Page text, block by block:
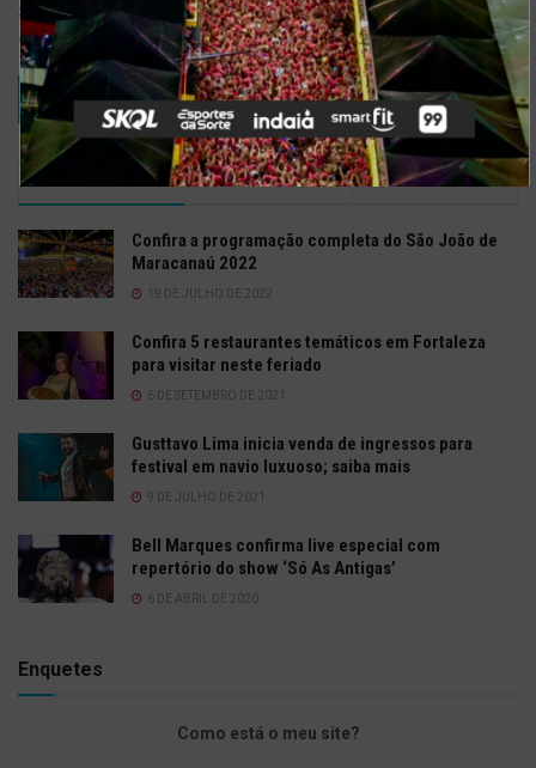
Salvar meus dados neste navegador para a próxima vez que eu
comentar.
COMMENTS RECENTES
Confira a programação completa do São João de
Maracanaú 2022
19 DE JULHO DE 2022
Confira 5 restaurantes temáticos em Fortaleza
para visitar neste feriado
6 DE SETEMBRO DE 2021
Gusttavo Lima inicia venda de ingressos para
festival em navio luxuoso; saiba mais
9 DE JULHO DE 2021
Bell Marques confirma live especial com
repertório do show ‘Só As Antigas’
6 DE ABRIL DE 2020
Enquetes
Como está o meu site?